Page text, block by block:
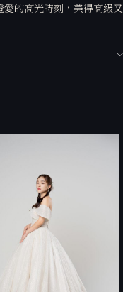
的高光時刻，美得高級又